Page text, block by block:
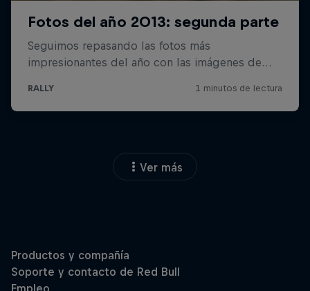
Ver más